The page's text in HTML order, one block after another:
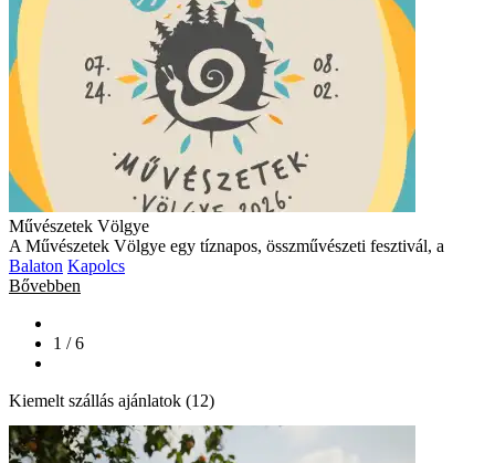
Művészetek Völgye
A Művészetek Völgye egy tíznapos, összművészeti fesztivál, a
Balaton Kapolcs
Bővebben
1 / 6
Kiemelt szállás ajánlatok (12)